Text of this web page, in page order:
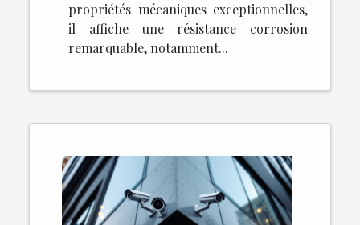
propriétés mécaniques exceptionnelles,
il affiche une résistance corrosion
remarquable, notamment...